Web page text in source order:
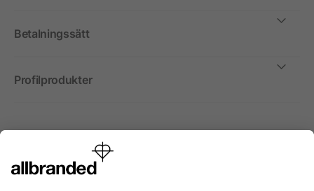
Betalningssätt
Profilprodukter
Internationellt